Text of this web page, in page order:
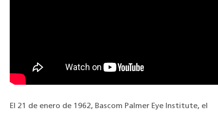
El 21 de enero de 1962, Bascom Palmer Eye Institute, el